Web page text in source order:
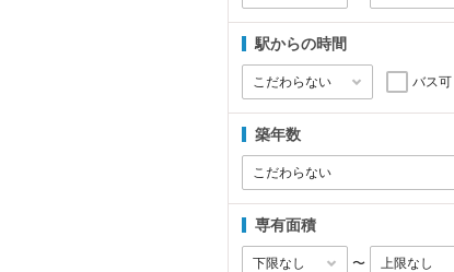
駅からの時間
バス可
築年数
専有面積
〜